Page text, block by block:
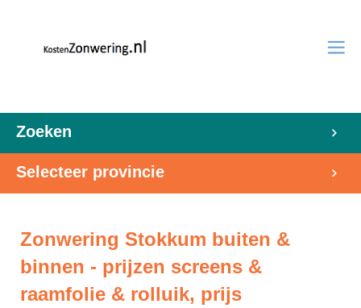
Zoeken
Selecteer provincie
Zonwering Stokkum buiten &
binnen - prijzen screens &
raamfolie & rolluik, prijs